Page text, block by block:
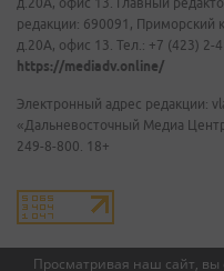
Просматривая наш сайт, вы
д.20А, офис 13. Главный
редакции: 690091, Приморский
д.20А, офис 13. Тел.: +7 (423) 2-
https://mediadv.online/
Электронный адрес редакции:
«Дальневосточный Медиа
249-8-800. 18+